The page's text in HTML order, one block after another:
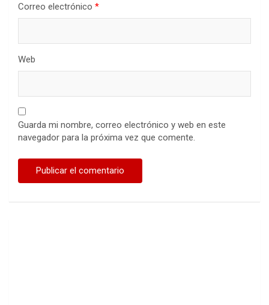
Correo electrónico *
Web
Guarda mi nombre, correo electrónico y web en este
navegador para la próxima vez que comente.